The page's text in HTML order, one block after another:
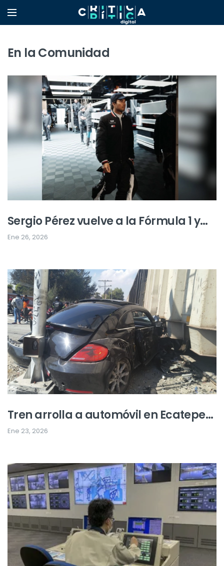
En la Comunidad
Sergio Pérez vuelve a la Fórmula 1 y
debuta con Cadillac en pruebas de
Ene 26, 2026
Tren arrolla a automóvil en Ecatepec;
conductor resulta lesionado
Ene 23, 2026